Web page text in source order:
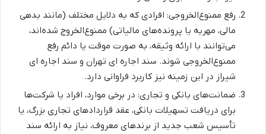
رفع ممنوع‌الخروجی: افرادی که به دلایل مختلف (مانند بدهی
مالی، مهریه یا پرونده‌های مالیاتی) ممنوع‌الخروج شده‌اند،
می‌توانند با ارائه وثیقه، به صورت موقت یا دائم رفع
ممنوع‌الخروجی شوند. سند اجاره ای تهران و سند اجاره ای
شیراز در این زمینه نیز کاربرد فراوانی دارد.
ضمانت‌های بانکی و تجاری: در برخی موارد، افراد یا شرکت‌ها
برای دریافت تسهیلات بانکی، عقد قراردادهای تجاری بزرگ، یا
تأسیس شعب جدید از برندهای معروف، نیاز به ارائه سند